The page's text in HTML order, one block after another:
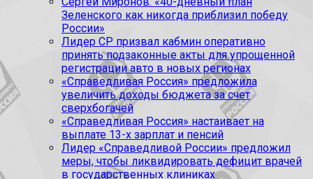
Зеленского как никогда приблизил победу
России»
Лидер СР призвал кабмин оперативно
принять подзаконные акты для упрощенной
регистрации авто в новых регионах
«Справедливая Россия» предложила
увеличить доходы бюджета за счет
сверхбогачей
«Справедливая Россия» настаивает на
выплате 13-х зарплат и пенсий
Лидер «Справедливой России» предложил
меры, чтобы ликвидировать дефицит врачей
в государственных клиниках